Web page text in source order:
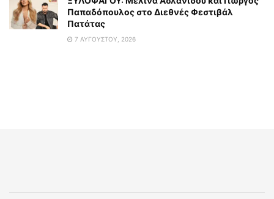
Παπαδόπουλος στο Διεθνές Φεστιβάλ
Πατάτας
7 ΑΥΓΟΎΣΤΟΥ, 2026